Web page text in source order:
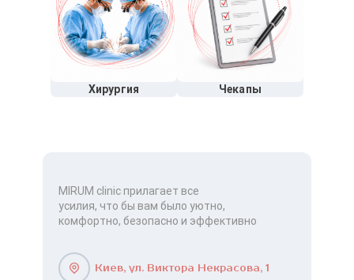
Хирургия Чекапы
MIRUM clinic прилагает все
усилия, что бы вам было уютно,
комфортно, безопасно и эффективно
Киев, ул. Виктора Некрасова, 1